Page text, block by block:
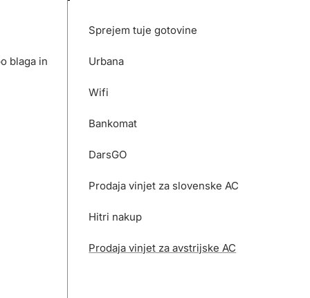
blaga in
Sprejem tuje gotovine
Urbana
Wifi
Bankomat
DarsGO
Prodaja vinjet za slovenske AC
Hitri nakup
Prodaja vinjet za avstrijske AC